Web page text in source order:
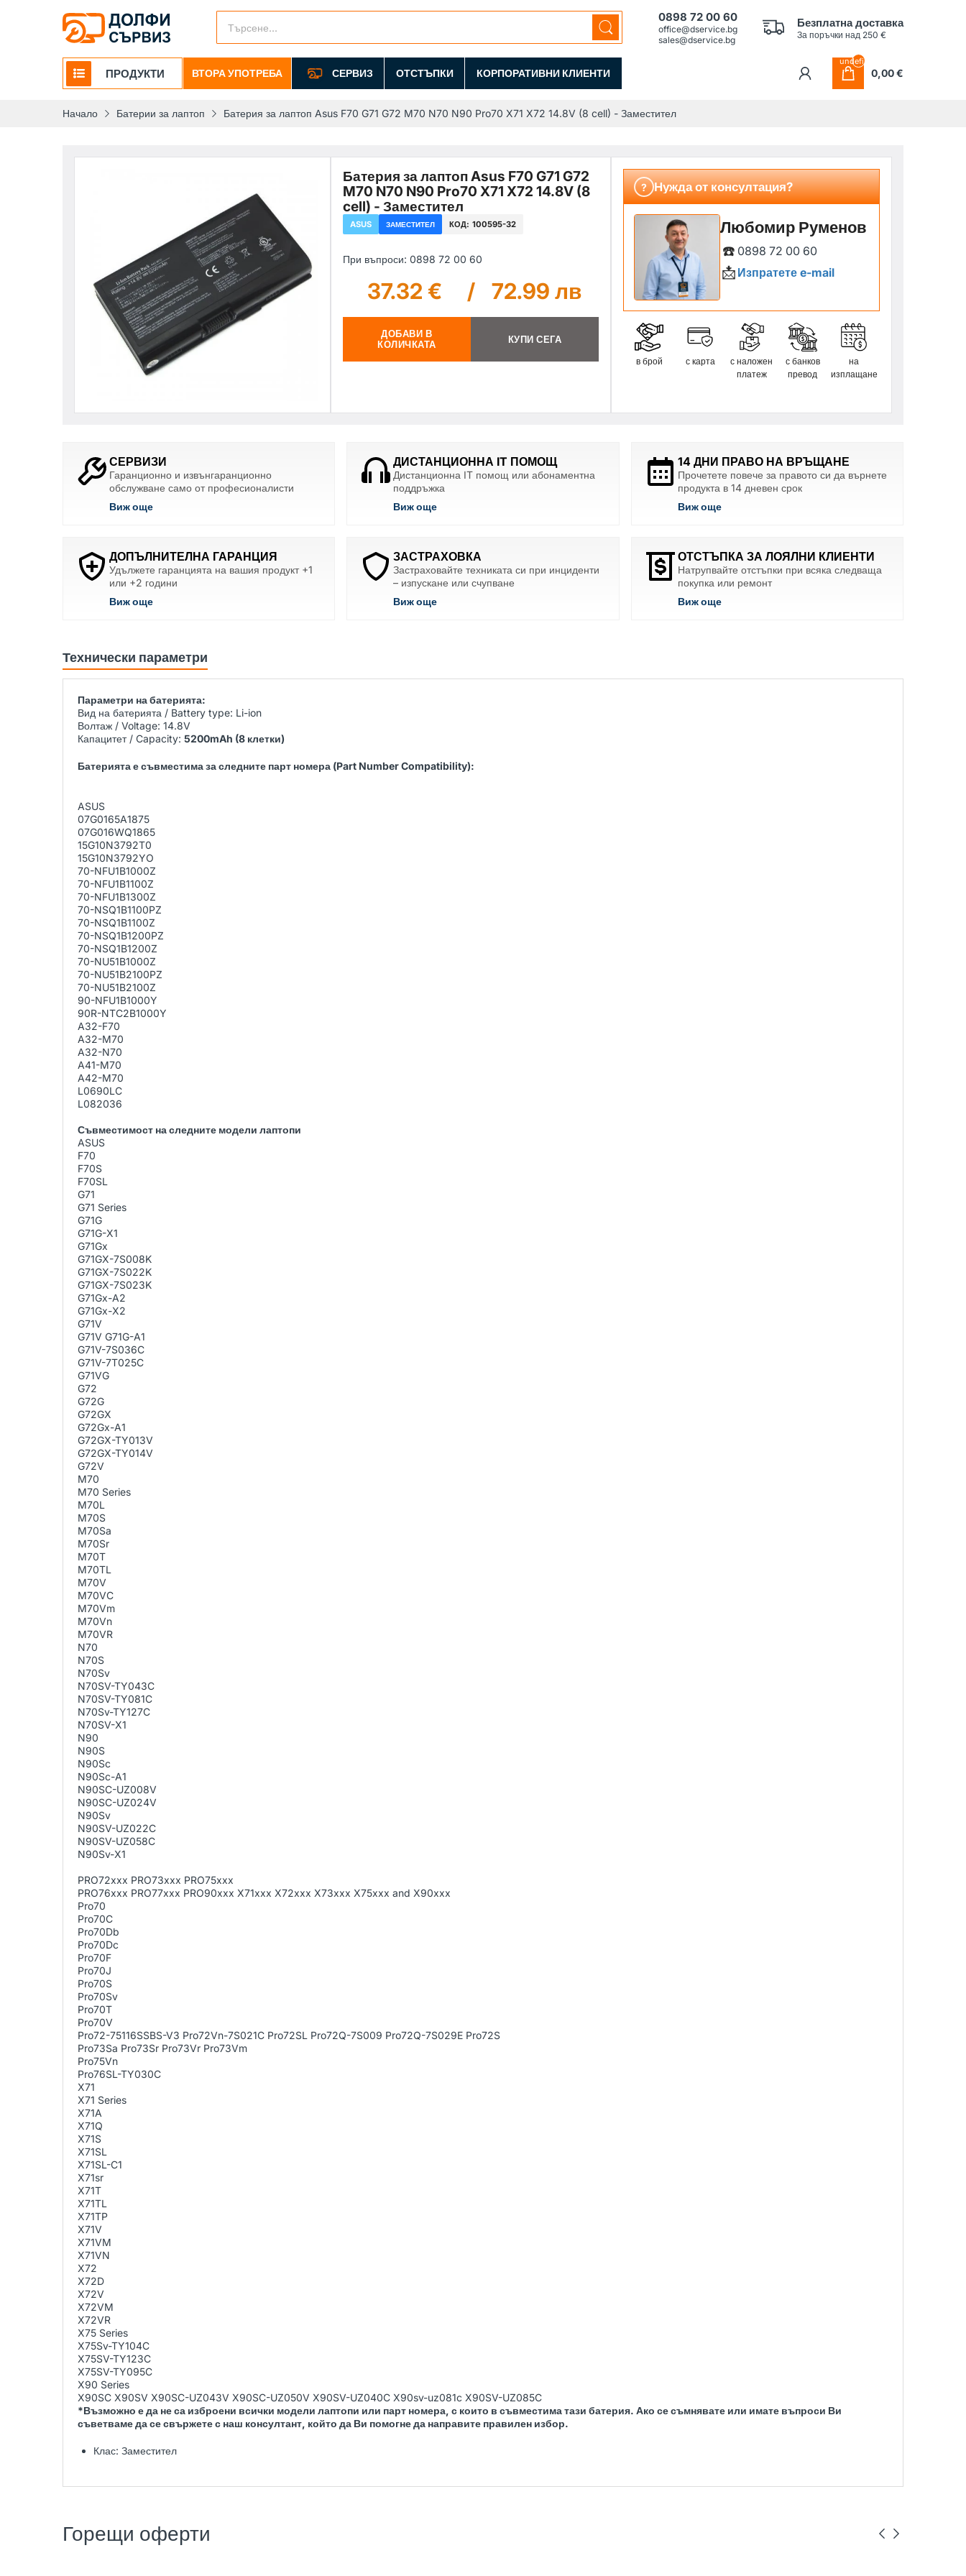
0898 72 00 60
office@dservice.bg
sales@dservice.bg
Безплатна доставка
За поръчки над 250 €
ПРОДУКТИ ВТОРА УПОТРЕБА СЕРВИЗ ОТСТЪПКИ КОРПОРАТИВНИ КЛИЕНТИ
undefined
0,00 €
Начало Батерии за лаптоп Батерия за лаптоп Asus F70 G71 G72 M70 N70 N90 Pro70 X71 X72 14.8V (8 cell) - Заместител
Батерия за лаптоп Asus F70 G71 G72
M70 N70 N90 Pro70 X71 X72 14.8V (8
cell) - Заместител
ASUS ЗАМЕСТИТЕЛ КОД: 100595-32
При въпроси: 0898 72 00 60
37.32 € / 72.99 лв
ДОБАВИ В
КОЛИЧКАТА
КУПИ СЕГА
? Нужда от консултация?
Любомир Руменов
☎️ 0898 72 00 60
📩 Изпратете e-mail
в брой с карта
с наложен
платеж
с банков
превод
на
изплащане
СЕРВИЗИ
Гаранционно и извънгаранционно
обслужване само от професионалисти
Виж още
ДИСТАНЦИОННА IT ПОМОЩ
Дистанционна IT помощ или абонаментна
поддръжка
Виж още
14 ДНИ ПРАВО НА ВРЪЩАНЕ
Прочетете повече за правото си да върнете
продукта в 14 дневен срок
Виж още
ДОПЪЛНИТЕЛНА ГАРАНЦИЯ
Удължете гаранцията на вашия продукт +1
или +2 години
Виж още
ЗАСТРАХОВКА
Застраховайте техниката си при инциденти
– изпускане или счупване
Виж още
ОТСТЪПКА ЗА ЛОЯЛНИ КЛИЕНТИ
Натрупвайте отстъпки при всяка следваща
покупка или ремонт
Виж още
Технически параметри
Параметри на батерията:
Вид на батерията / Battery type: Li-ion
Волтаж / Voltage: 14.8V
Капацитет / Capacity: 5200mAh (8 клетки)
Батерията е съвместима за следните парт номера (Part Number Compatibility):
ASUS
07G0165A1875
07G016WQ1865
15G10N3792T0
15G10N3792YO
70-NFU1B1000Z
70-NFU1B1100Z
70-NFU1B1300Z
70-NSQ1B1100PZ
70-NSQ1B1100Z
70-NSQ1B1200PZ
70-NSQ1B1200Z
70-NU51B1000Z
70-NU51B2100PZ
70-NU51B2100Z
90-NFU1B1000Y
90R-NTC2B1000Y
A32-F70
A32-M70
A32-N70
A41-M70
A42-M70
L0690LC
L082036
Съвместимост на следните модели лаптопи
ASUS
F70
F70S
F70SL
G71
G71 Series
G71G
G71G-X1
G71Gx
G71GX-7S008K
G71GX-7S022K
G71GX-7S023K
G71Gx-A2
G71Gx-X2
G71V
G71V G71G-A1
G71V-7S036C
G71V-7T025C
G71VG
G72
G72G
G72GX
G72Gx-A1
G72GX-TY013V
G72GX-TY014V
G72V
M70
M70 Series
M70L
M70S
M70Sa
M70Sr
M70T
M70TL
M70V
M70VC
M70Vm
M70Vn
M70VR
N70
N70S
N70Sv
N70SV-TY043C
N70SV-TY081C
N70Sv-TY127C
N70SV-X1
N90
N90S
N90Sc
N90Sc-A1
N90SC-UZ008V
N90SC-UZ024V
N90Sv
N90SV-UZ022C
N90SV-UZ058C
N90Sv-X1
PRO72xxx PRO73xxx PRO75xxx
PRO76xxx PRO77xxx PRO90xxx X71xxx X72xxx X73xxx X75xxx and X90xxx
Pro70
Pro70C
Pro70Db
Pro70Dc
Pro70F
Pro70J
Pro70S
Pro70Sv
Pro70T
Pro70V
Pro72-75116SSBS-V3 Pro72Vn-7S021C Pro72SL Pro72Q-7S009 Pro72Q-7S029E Pro72S
Pro73Sa Pro73Sr Pro73Vr Pro73Vm
Pro75Vn
Pro76SL-TY030C
X71
X71 Series
X71A
X71Q
X71S
X71SL
X71SL-C1
X71sr
X71T
X71TL
X71TP
X71V
X71VM
X71VN
X72
X72D
X72V
X72VM
X72VR
X75 Series
X75Sv-TY104C
X75SV-TY123C
X75SV-TY095C
X90 Series
X90SC X90SV X90SC-UZ043V X90SC-UZ050V X90SV-UZ040C X90sv-uz081c X90SV-UZ085C
*Възможно е да не са изброени всички модели лаптопи или парт номера, с които в съвместима тази батерия. Ако се съмнявате или имате въпроси Ви
съветваме да се свържете с наш консултант, който да Ви помогне да направите правилен избор.
Клас: Заместител
Горещи оферти